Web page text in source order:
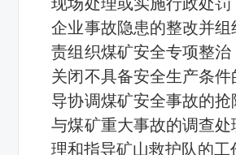
企业事故隐患的整改并组
责组织煤矿安全专项整治
关闭不具备安全生产条件
导协调煤矿安全事故的抢
与煤矿重大事故的调查处
理和指导矿山救护队的工